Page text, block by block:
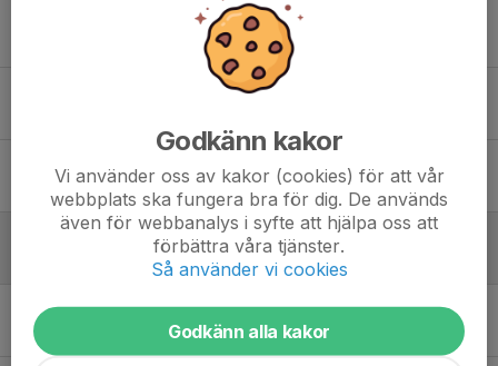
0
7 mar 2023 0
18 jul 2022
1
Godkänn kakor
Vi använder oss av kakor (cookies) för att vår
webbplats ska fungera bra för dig. De används
även för webbanalys i syfte att hjälpa oss att
förbättra våra tjänster.
Så använder vi cookies
Godkänn alla kakor